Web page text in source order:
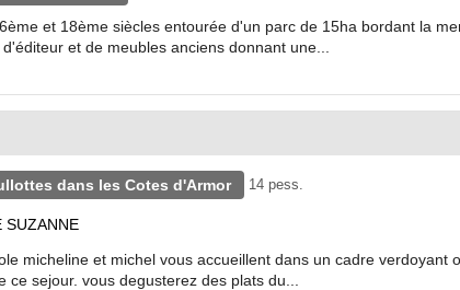
et 18ème siècles entourée d'un parc de 15ha bordant la
et de meubles anciens donnant une...
dans les Cotes d'Armor 14 pess.
SUZANNE
micheline et michel vous accueillent dans un cadre verdoyant
sejour. vous degusterez des plats du...